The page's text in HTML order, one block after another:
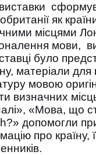
як
місцями
мови,
було
матеріали
мовою
визначних
«Мова, що
допомогли
про країну,